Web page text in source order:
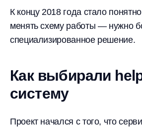
К концу 2018 года стало
менять схему работы — нужно
специализированное решение.
Как выбирали
систему
Проект начался с того, что